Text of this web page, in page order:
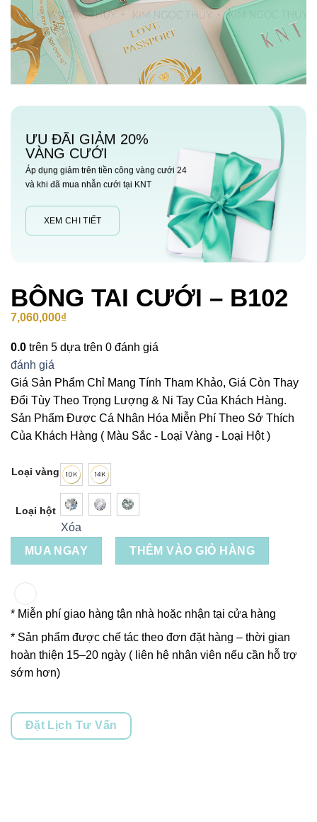
ƯU ĐÃI GIẢM 20%
VÀNG CƯỚI
Áp dụng giảm trên tiền công vàng cưới 24
và khi đã mua nhẫn cưới tại KNT
XEM CHI TIẾT
BÔNG TAI CƯỚI – B102
7,060,000₫
0.0 trên 5 dựa trên 0 đánh giá
đánh giá
Giá Sản Phẩm Chỉ Mang Tính Tham Khảo, Giá Còn Thay
Đổi Tùy Theo Trọng Lượng & Ni Tay Của Khách Hàng.
Sản Phẩm Được Cá Nhân Hóa Miễn Phí Theo Sở Thích
Của Khách Hàng ( Màu Sắc - Loại Vàng - Loại Hột )
Loại vàng
Loại hột
Xóa
MUA NGAY
THÊM VÀO GIỎ HÀNG
* Miễn phí giao hàng tận nhà hoặc nhận tại cửa hàng
* Sản phẩm được chế tác theo đơn đặt hàng – thời gian
hoàn thiện 15–20 ngày ( liên hệ nhân viên nếu cần hỗ trợ
sớm hơn)
Đặt Lịch Tư Vấn